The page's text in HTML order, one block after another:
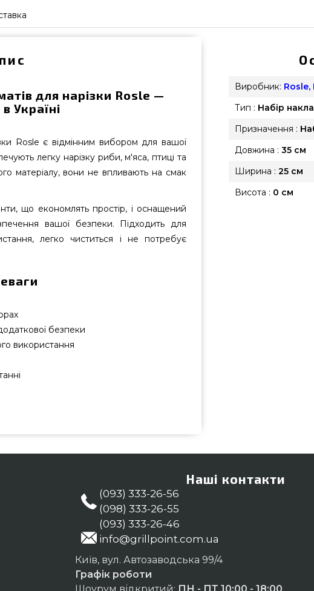
для нарізки Rosle —
Україні
Rosle є відмінним вибором для вашої
легку нарізку риби, м'яса, птиці та
матеріалу, вони не впливають на смак
що економлять простір, і оснащений
вашої безпеки. Підходить для
легко чиститься і не потребує
безпеки
використання
замовляйте також Обробні дошки в онлайн
зараз нашим працівникам на номер 0(800)
Виробник: Rosle,
Тип : Набір
Призначення :
Довжина : 35 см
Ширина : 25 см
Висота : 0 см
Наші контакти
(093) 333-26-56
(098) 333-26-55
(093) 333-26-46
info@grillpoint.com.ua
Київ, вул. Автозаводська 99/4
Графік роботи